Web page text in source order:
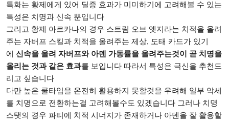
특화는 황제에게 있어 딜증 효과가 미미하기에 고려해볼 수 있는
특성은 치명과 신속 뿐입니다
그리고 황제 아르카나의 경우 스트림 오브 엣지라는 치적을 올려
주는 자버프 스킬과 치적을 올려주는 제상, 도태 카드가 있기
에 신속을 올려 자버프와 아덴 가동률을 올려주는것이 곧 치명을
올리는 것과 같은 효과를 보입니다 따라서 특성은 극신을 추천드
리고 싶습니다
다만 높은 쿨타임을 온전히 활용하지 못할것을 우려해 일부 악세
를 치명으로 전환하는걸 고려해볼수도 있겠습니다 그러나 치명
스탯의 경우 파티에 치적 시너지가 존재하거나 아덴을 잘 활용할